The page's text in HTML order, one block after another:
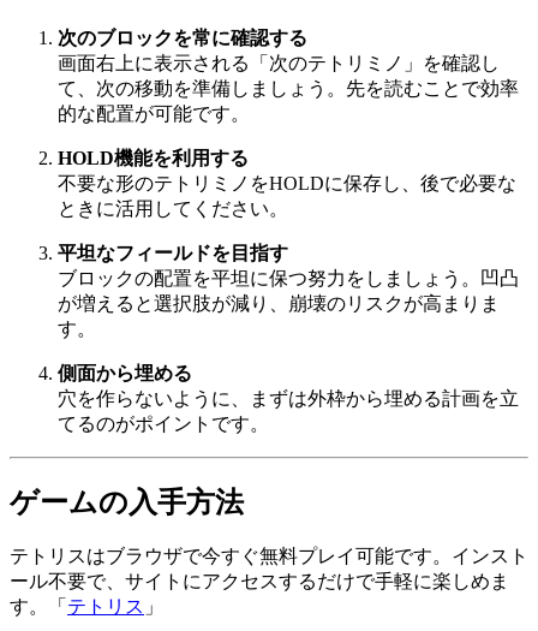
次のブロックを常に確認する
画面右上に表示される「次のテトリミノ」を確認し
て、次の移動を準備しましょう。先を読むことで効率
的な配置が可能です。
HOLD機能を利用する
不要な形のテトリミノをHOLDに保存し、後で必要な
ときに活用してください。
平坦なフィールドを目指す
ブロックの配置を平坦に保つ努力をしましょう。凹凸
が増えると選択肢が減り、崩壊のリスクが高まりま
す。
側面から埋める
穴を作らないように、まずは外枠から埋める計画を立
てるのがポイントです。
ゲームの入手方法
テトリスはブラウザで今すぐ無料プレイ可能です。インスト
ール不要で、サイトにアクセスするだけで手軽に楽しめま
す。「 テトリス 」